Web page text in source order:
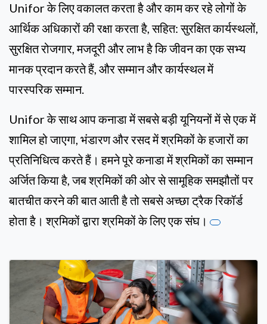
Unifor के लिए वकालत करता है और काम कर रहे लोगों के
आर्थिक अधिकारों की रक्षा करता है, सहित: सुरक्षित कार्यस्थलों,
सुरक्षित रोजगार, मजदूरी और लाभ है कि जीवन का एक सभ्य
मानक प्रदान करते हैं, और सम्मान और कार्यस्थल में
पारस्परिक सम्मान.
Unifor के साथ आप कनाडा में सबसे बड़ी यूनियनों में से एक में
शामिल हो जाएगा, भंडारण और रसद में श्रमिकों के हजारों का
प्रतिनिधित्व करते हैं। हमने पूरे कनाडा में श्रमिकों का सम्मान
अर्जित किया है, जब श्रमिकों की ओर से सामूहिक समझौतों पर
बातचीत करने की बात आती है तो सबसे अच्छा ट्रैक रिकॉर्ड
होता है। श्रमिकों द्वारा श्रमिकों के लिए एक संघ।